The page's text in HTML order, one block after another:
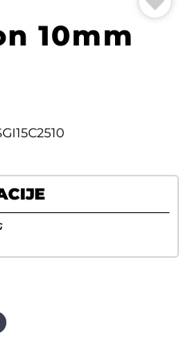
10mm